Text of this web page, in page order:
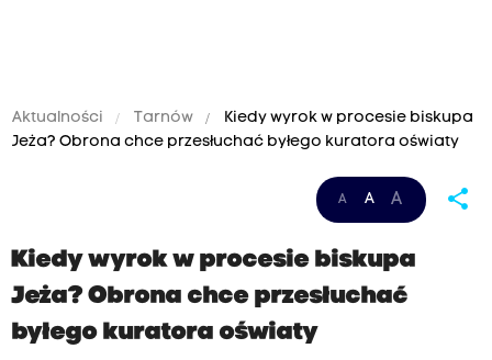
Aktualności Tarnów
Kiedy wyrok w procesie biskupa
Jeża? Obrona chce przesłuchać byłego kuratora oświaty
A A A share
Kiedy wyrok w procesie biskupa
Jeża? Obrona chce przesłuchać
byłego kuratora oświaty